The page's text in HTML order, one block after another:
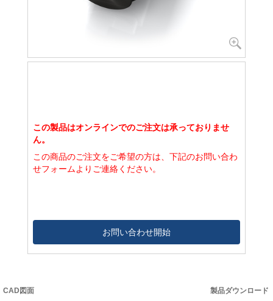
この製品はオンラインでのご注文は承っておりませ
ん。
この商品のご注文をご希望の方は、下記のお問い合わ
せフォームよりご連絡ください。
お問い合わせ開始
CAD図面 製品ダウンロード